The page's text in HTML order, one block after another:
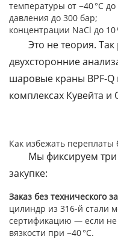
температуры от −40 °C до
давления до 300 бар;
концентрации NaCl до 10
Это не теория.
двухсторонние
шаровые краны BPF-
комплексах Кувейта и
Как избежать переплаты
Мы фиксируем
закупке:
Заказ без технического
цилиндр из 316-й стали
сертификацию — если не
вязкости при −40 °C.